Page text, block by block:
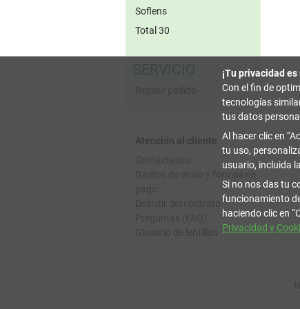
Soflens
Total 30
Atención al cliente
¡Tu privacidad
Con el fin de
tecnologías
tus datos
Al hacer clic en
tu uso,
usuario, incluida
Si no nos das tu
funcionamiento
haciendo clic en
Privacidad y